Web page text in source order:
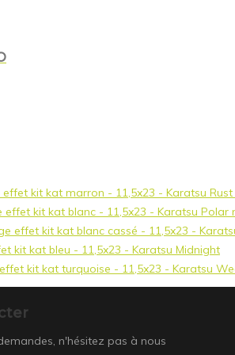
kit kat marron - 11,5x23 - Karatsu Rust
effet kit kat blanc - 11,5x23 - Karatsu Polar
effet kit kat blanc cassé - 11,5x23 -
kit kat bleu - 11,5x23 - Karatsu Midnight
kit kat turquoise - 11,5x23 - Karatsu
n'hésitez pas à nous